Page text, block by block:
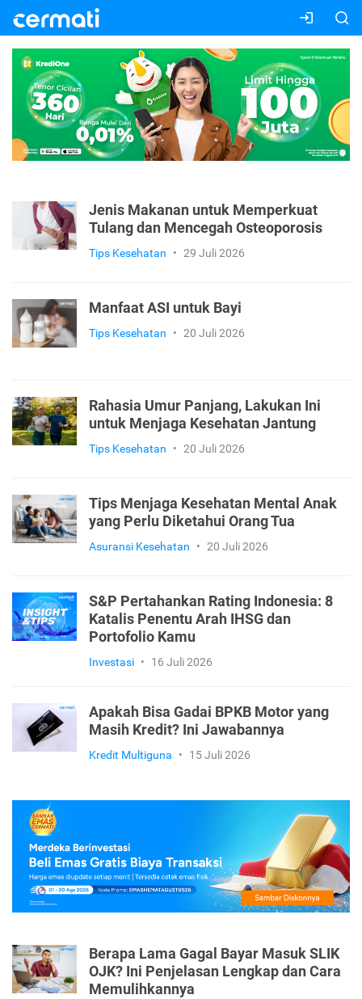
Jenis Makanan untuk Memperkuat
Tulang dan Mencegah Osteoporosis
Tips Kesehatan • 29 Juli 2026
Manfaat ASI untuk Bayi
Tips Kesehatan • 20 Juli 2026
Rahasia Umur Panjang, Lakukan Ini
untuk Menjaga Kesehatan Jantung
Tips Kesehatan • 20 Juli 2026
Tips Menjaga Kesehatan Mental Anak
yang Perlu Diketahui Orang Tua
Asuransi Kesehatan • 20 Juli 2026
S&P Pertahankan Rating Indonesia: 8
Katalis Penentu Arah IHSG dan
Portofolio Kamu
Investasi • 16 Juli 2026
Apakah Bisa Gadai BPKB Motor yang
Masih Kredit? Ini Jawabannya
Kredit Multiguna • 15 Juli 2026
Berapa Lama Gagal Bayar Masuk SLIK
OJK? Ini Penjelasan Lengkap dan Cara
Memulihkannya